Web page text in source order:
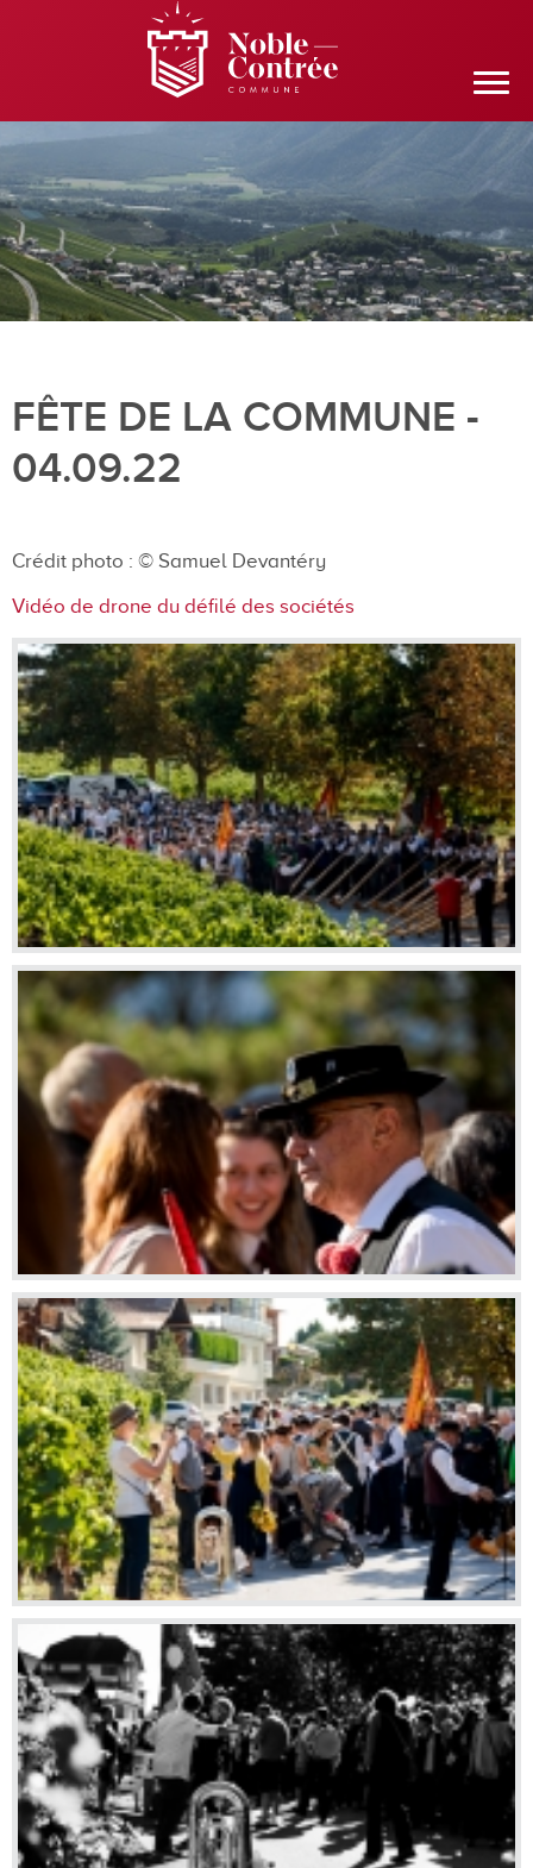
FÊTE DE LA COMMUNE -
04.09.22
Crédit photo : © Samuel Devantéry
Vidéo de drone du défilé des sociétés